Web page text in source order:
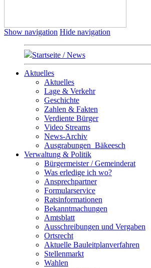
Show navigation Hide navigation
Startseite / News
Aktuelles
Aktuelles
Lage & Verkehr
Geschichte
Zahlen & Fakten
Verdiente Bürger
Video Streams
News-Archiv
Ausgrabungen_Bäkeesch
Verwaltung & Politik
Bürgermeister / Gemeinderat
Was erledige ich wo?
Ansprechpartner
Formularservice
Ratsinformationen
Bekanntmachungen
Amtsblatt
Ausschreibungen und Vergaben
Ortsrecht
Aktuelle Bauleitplanverfahren
Stellenmarkt
Wahlen